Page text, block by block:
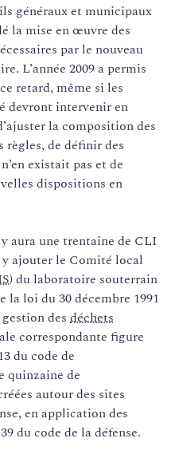
généraux et municipaux
la mise en œuvre des
par le nouveau
L’année 2009 a permis
retard, même si les
devront intervenir en
la composition des
de définir des
existait pas et de
dispositions en
aura une trentaine de CLI
ajouter le Comité local
) du laboratoire souterrain
la loi du 30 décembre 1991
des déchets
correspondante figure
du code de
quinzaine de
autour des sites
en application des
du code de la défense.